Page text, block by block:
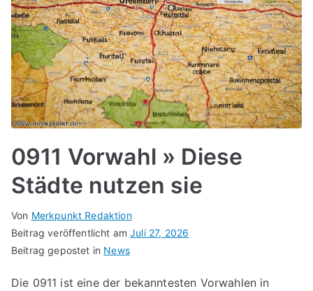
0911 Vorwahl » Diese
Städte nutzen sie
Von Merkpunkt Redaktion
Beitrag veröffentlicht amJuli 27, 2026
Beitrag gepostet in News
Die 0911 ist eine der bekanntesten Vorwahlen in